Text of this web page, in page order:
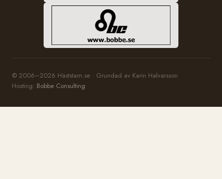
© 2006–2026 Häststam.se · Grundad av Karin Halvarsson
Hosting: Bobbe Consulting